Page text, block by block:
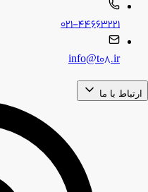
۰۲۱-۴۴۶۶۳۲۲۱
info@t08.ir
ارتباط با ما